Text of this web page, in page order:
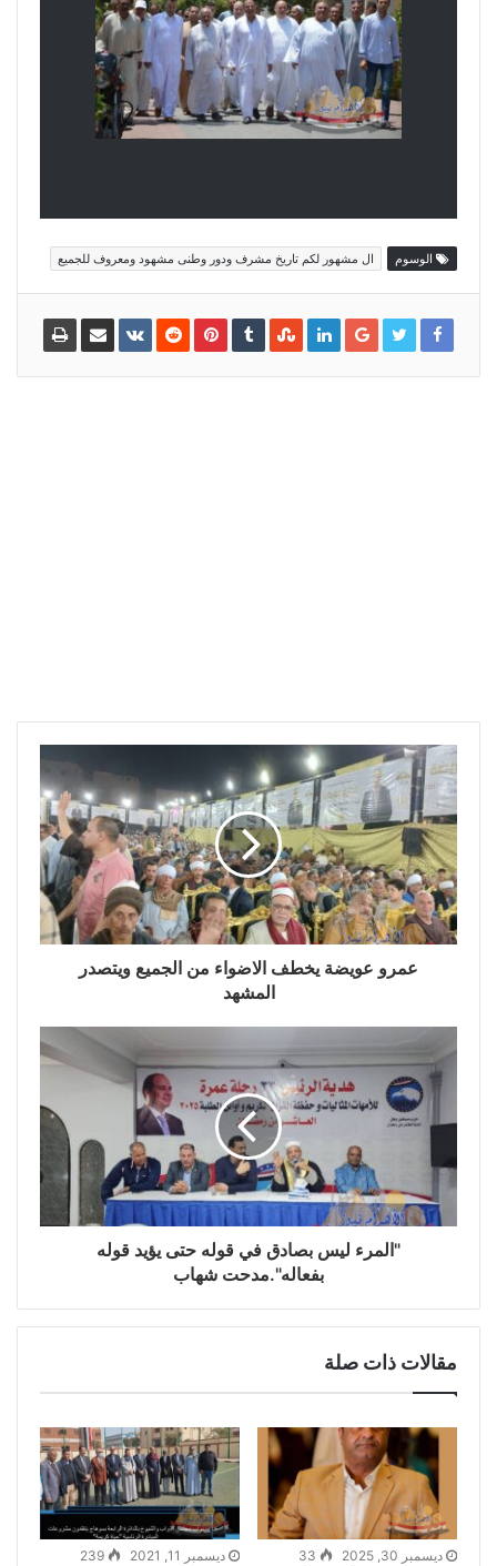
الوسوم ال مشهور لكم تاريخ مشرف ودور وطنى مشهود ومعروف للجميع
عمرو عويضة يخطف الاضواء من الجميع ويتصدر
المشهد
"المرء ليس بصادق في قوله حتى يؤيد قوله
بفعاله".مدحت شهاب
مقالات ذات صلة
ديسمبر 30, 2025 33 ديسمبر 11, 2021 239